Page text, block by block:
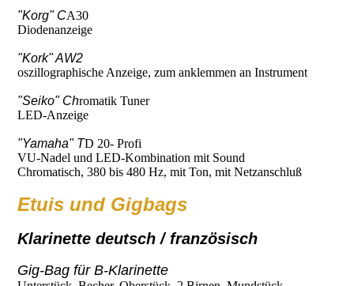
"Korg" CA30
Diodenanzeige
"Kork" AW2
oszillographische Anzeige, zum anklemmen an Instrument
"Seiko" Chromatik Tuner
LED-Anzeige
"Yamaha" TD 20- Profi
VU-Nadel und LED-Kombination mit Sound
Chromatisch, 380 bis 480 Hz, mit Ton, mit Netzanschluß
Etuis und Gigbags
Klarinette deutsch / französisch
Gig-Bag für B-Klarinette